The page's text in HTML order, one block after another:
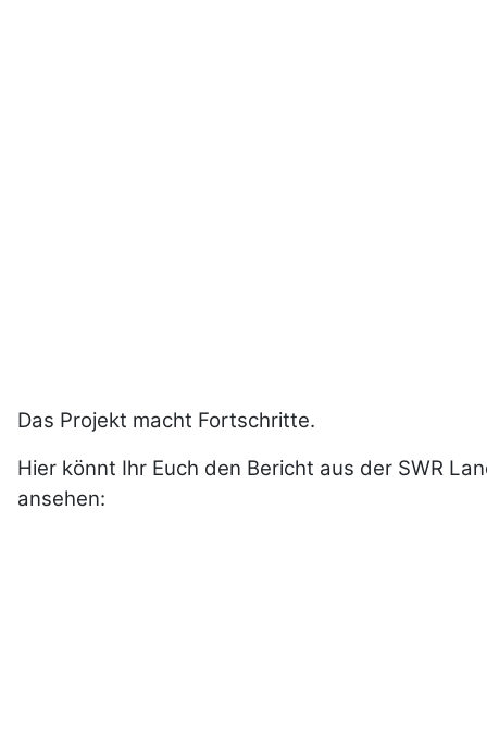
Das Projekt macht Fortschritte.
Hier könnt Ihr Euch den Bericht aus der SWR
ansehen: